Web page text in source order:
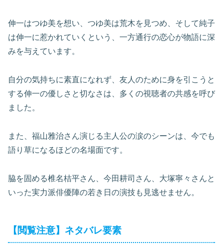
伸一はつゆ美を想い、つゆ美は荒木を見つめ、そして純子
は伸一に惹かれていくという、一方通行の恋心が物語に深
みを与えています。
自分の気持ちに素直になれず、友人のために身を引こうと
する伸一の優しさと切なさは、多くの視聴者の共感を呼び
ました。
また、福山雅治さん演じる主人公の涙のシーンは、今でも
語り草になるほどの名場面です。
脇を固める椎名桔平さん、今田耕司さん、大塚寧々さんと
いった実力派俳優陣の若き日の演技も見逃せません。
【閲覧注意】ネタバレ要素